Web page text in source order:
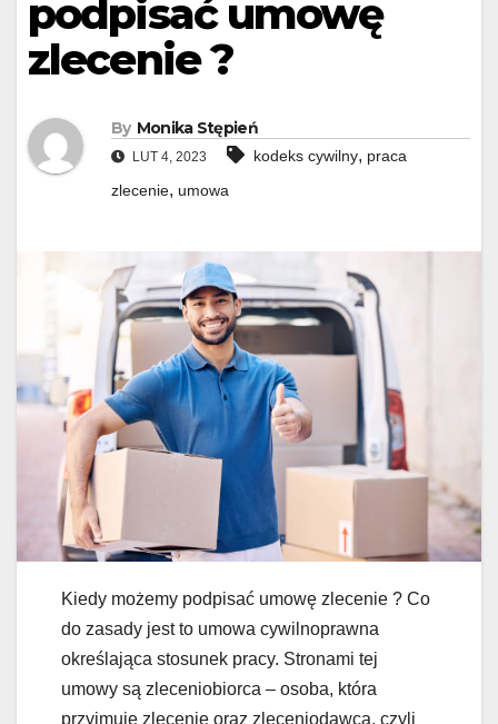
podpisać umowę
zlecenie ?
By Monika Stępień
LUT 4, 2023 kodeks cywilny, praca
zlecenie, umowa
Kiedy możemy podpisać umowę zlecenie ? Co
do zasady jest to umowa cywilnoprawna
określająca stosunek pracy. Stronami tej
umowy są zleceniobiorca – osoba, która
przyjmuje zlecenie oraz zleceniodawca, czyli